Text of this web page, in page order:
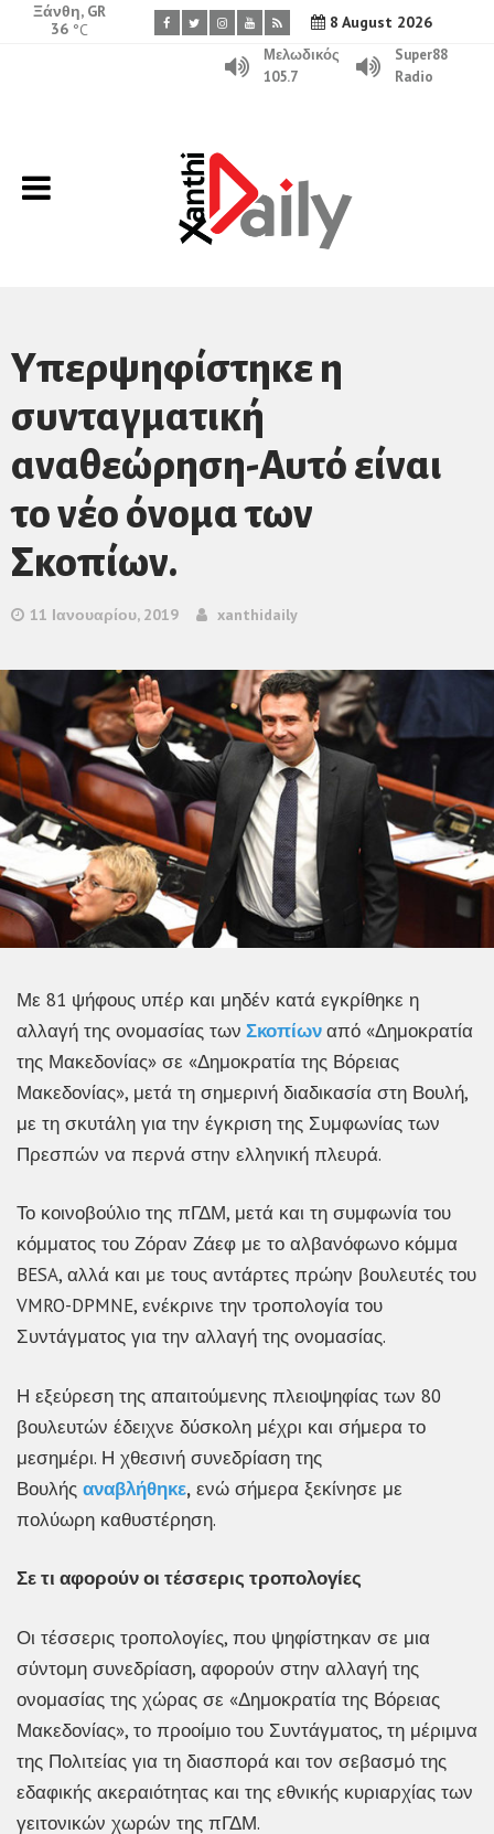
8 August 2026
Ξάνθη, GR
36 °C
Μελωδικός
105.7
Super88
Radio
Υπερψηφίστηκε η
συνταγματική
αναθεώρηση-Αυτό είναι
το νέο όνομα των
Σκοπίων.
11 Ιανουαρίου, 2019 xanthidaily
Με 81 ψήφους υπέρ και μηδέν κατά εγκρίθηκε η
αλλαγή της ονομασίας των Σκοπίωναπό «Δημοκρατία
της Μακεδονίας» σε «Δημοκρατία της Βόρειας
Μακεδονίας», μετά τη σημερινή διαδικασία στη Βουλή,
με τη σκυτάλη για την έγκριση της Συμφωνίας των
Πρεσπών να περνά στην ελληνική πλευρά.
Το κοινοβούλιο της πΓΔΜ, μετά και τη συμφωνία του
κόμματος του Ζόραν Ζάεφ με το αλβανόφωνο κόμμα
BESA, αλλά και με τους αντάρτες πρώην βουλευτές του
VMRO-DPMNE, ενέκρινε την τροπολογία του
Συντάγματος για την αλλαγή της ονομασίας.
Η εξεύρεση της απαιτούμενης πλειοψηφίας των 80
βουλευτών έδειχνε δύσκολη μέχρι και σήμερα το
μεσημέρι. Η χθεσινή συνεδρίαση της
Βουλής αναβλήθηκε, ενώ σήμερα ξεκίνησε με
πολύωρη καθυστέρηση.
Σε τι αφορούν οι τέσσερις τροπολογίες
Οι τέσσερις τροπολογίες, που ψηφίστηκαν σε μια
σύντομη συνεδρίαση, αφορούν στην αλλαγή της
ονομασίας της χώρας σε «Δημοκρατία της Βόρειας
Μακεδονίας», το προοίμιο του Συντάγματος, τη μέριμνα
της Πολιτείας για τη διασπορά και τον σεβασμό της
εδαφικής ακεραιότητας και της εθνικής κυριαρχίας των
γειτονικών χωρών της πΓΔΜ.